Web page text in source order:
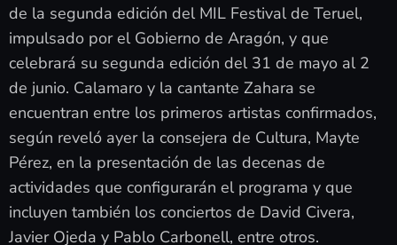
de la segunda edición del MIL Festival de Teruel,
impulsado por el Gobierno de Aragón, y que
celebrará su segunda edición del 31 de mayo al 2
de junio. Calamaro y la cantante Zahara se
encuentran entre los primeros artistas confirmados,
según reveló ayer la consejera de Cultura, Mayte
Pérez, en la presentación de las decenas de
actividades que configurarán el programa y que
incluyen también los conciertos de David Civera,
Javier Ojeda y Pablo Carbonell, entre otros.